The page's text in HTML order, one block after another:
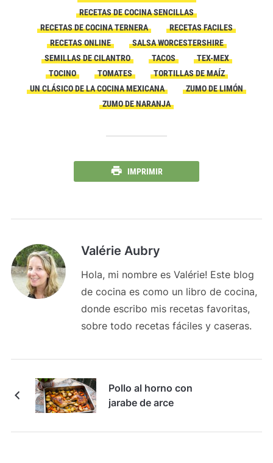
RECETAS DE COCINA SENCILLAS
RECETAS DE COCINA TERNERA
RECETAS FACILES
RECETAS ONLINE
SALSA WORCESTERSHIRE
SEMILLAS DE CILANTRO
TACOS
TEX-MEX
TOCINO
TOMATES
TORTILLAS DE MAÍZ
UN CLÁSICO DE LA COCINA MEXICANA
ZUMO DE LIMÓN
ZUMO DE NARANJA
IMPRIMIR
Valérie Aubry
Hola, mi nombre es Valérie! Este blog
de cocina es como un libro de cocina,
donde escribo mis recetas favoritas,
sobre todo recetas fáciles y caseras.
Pollo al horno con
jarabe de arce